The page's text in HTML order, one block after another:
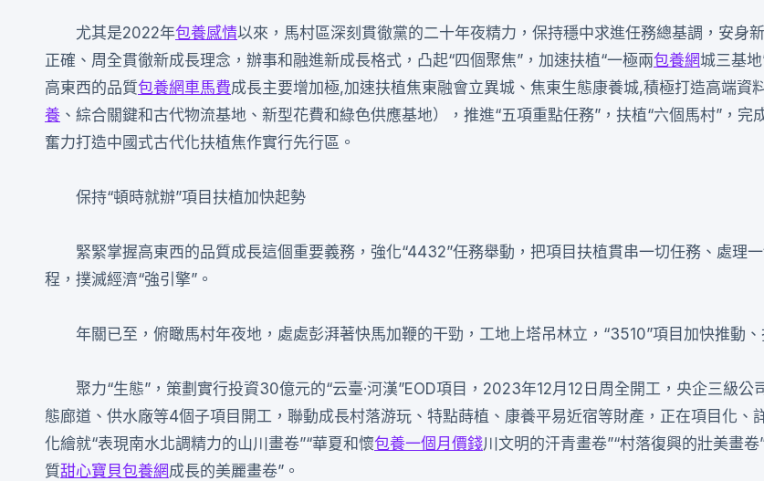
尤其是2022年包養感情以來，馬村區深刻貫徹黨的二十年夜精力，保持穩中求進任務總基調，安身
正確、周全貫徹新成長理念，辦事和融進新成長格式，凸起“四個聚焦”，加速扶植“一極兩包養網城三基
高東西的品質包養網車馬費成長主要增加極,加速扶植焦東融會立異城、焦東生態康養城,積極打造高端資
養 、綜合關鍵和古代物流基地、新型花費和綠色供應基地），推進“五項重點任務”，扶植“六個馬村”，完
奮力打造中國式古代化扶植焦作實行先行區。
保持“頓時就辦”項目扶植加快起勢
緊緊掌握高東西的品質成長這個重要義務，強化“4432”任務舉動，把項目扶植貫串一切任務、處理
程，撲滅經濟“強引擎”。
年關已至，俯瞰馬村年夜地，處處彭湃著快馬加鞭的干勁，工地上塔吊林立，“3510”項目加快推動、
聚力“生態”，策劃實行投資30億元的“云臺·河漢”EOD項目，2023年12月12日周全開工，央企三級公
態廊道、供水廠等4個子項目開工，聯動成長村落游玩、特點蒔植、康養平易近宿等財產，正在項目化、
化繪就“表現南水北調精力的山川畫卷”“華夏和懷包養一個月價錢川文明的汗青畫卷”“村落復興的壯美畫卷
質甜心寶貝包養網成長的美麗畫卷”。